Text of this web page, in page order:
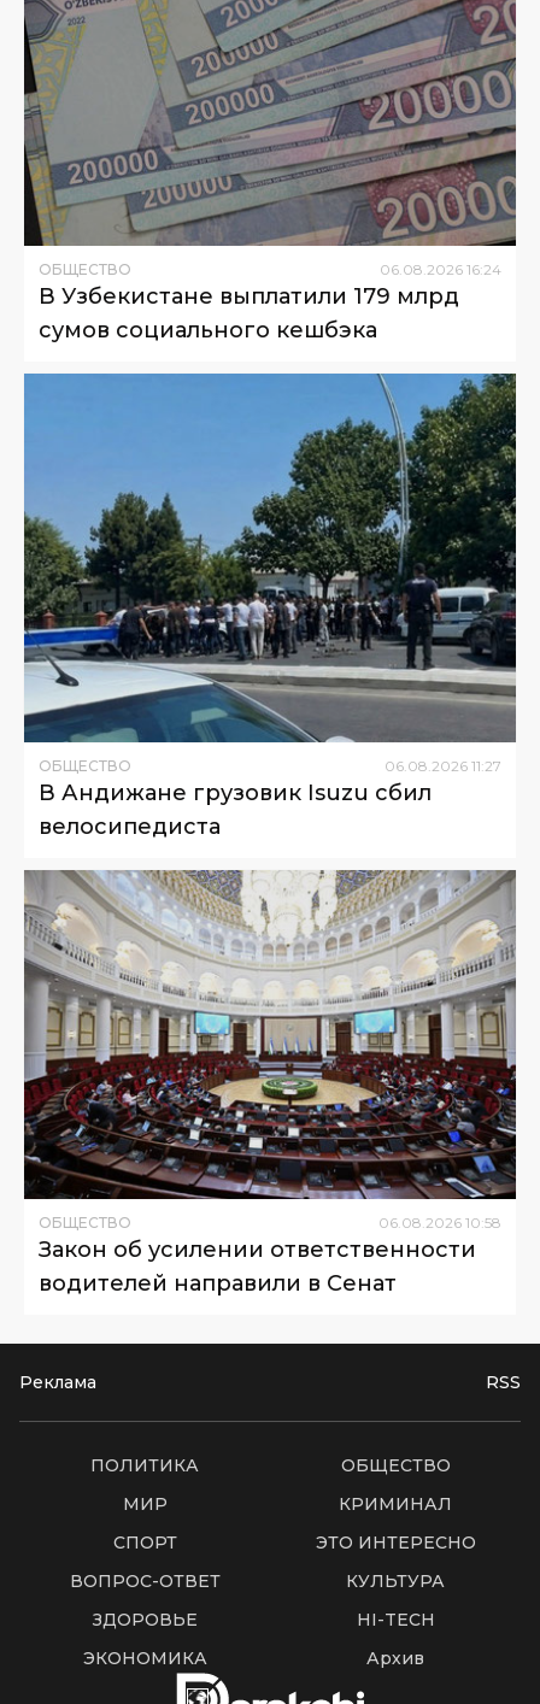
ОБЩЕСТВО 06.08.2026 16:24
В Узбекистане выплатили 179 млрд
сумов социального кешбэка
ОБЩЕСТВО 06.08.2026 11:27
В Андижане грузовик Isuzu сбил
велосипедиста
ОБЩЕСТВО 06 08 2026 10:58
Закон об усилении ответственности
водителей направили в Сенат
Реклама RSS
ПОЛИТИКА
ОБЩЕСТВО
МИР
КРИМИНАЛ
СПОРТ
ЭТО ИНТЕРЕСНО
ВОПРОС-ОТВЕТ
КУЛЬТУРА
ЗДОРОВЬЕ
HI-TECH
ЭКОНОМИКА
Архив